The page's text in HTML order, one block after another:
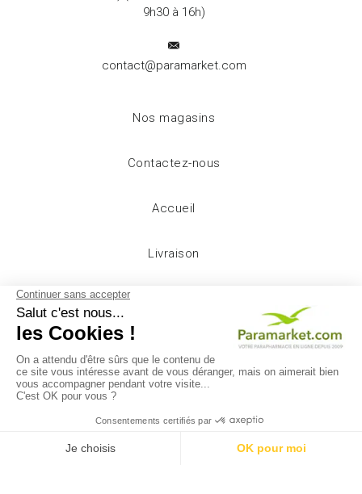
9h30 à 16h)
contact@paramarket.com
Nos magasins
Contactez-nous
Accueil
Livraison
Mentions légales
Conditions d'utilisation
A propos